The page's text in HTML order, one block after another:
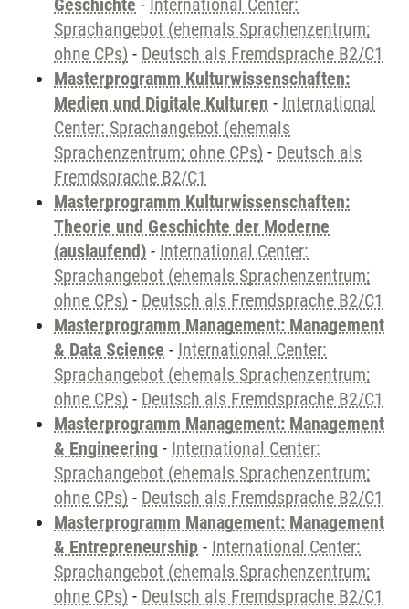
Geschichte - International Center:
Sprachangebot (ehemals Sprachenzentrum;
ohne CPs) - Deutsch als Fremdsprache B2/C1
Masterprogramm Kulturwissenschaften:
Medien und Digitale Kulturen - International
Center: Sprachangebot (ehemals
Sprachenzentrum; ohne CPs) - Deutsch als
Fremdsprache B2/C1
Masterprogramm Kulturwissenschaften:
Theorie und Geschichte der Moderne
(auslaufend) - International Center:
Sprachangebot (ehemals Sprachenzentrum;
ohne CPs) - Deutsch als Fremdsprache B2/C1
Masterprogramm Management: Management
& Data Science - International Center:
Sprachangebot (ehemals Sprachenzentrum;
ohne CPs) - Deutsch als Fremdsprache B2/C1
Masterprogramm Management: Management
& Engineering - International Center:
Sprachangebot (ehemals Sprachenzentrum;
ohne CPs) - Deutsch als Fremdsprache B2/C1
Masterprogramm Management: Management
& Entrepreneurship - International Center:
Sprachangebot (ehemals Sprachenzentrum;
ohne CPs) - Deutsch als Fremdsprache B2/C1